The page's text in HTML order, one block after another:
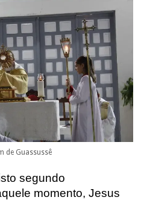
de Guassussê
segundo
momento, Jesus